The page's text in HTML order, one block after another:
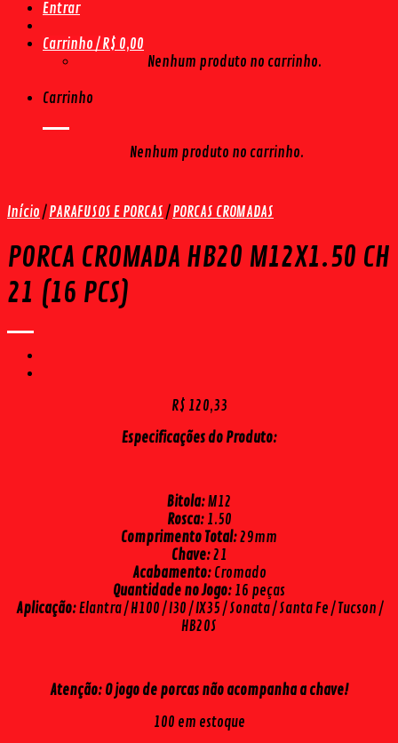
Entrar
Carrinho /R$ 0,00
Nenhum produto no carrinho.
Carrinho
Nenhum produto no carrinho.
Início / PARAFUSOS E PORCAS / PORCAS CROMADAS
PORCA CROMADA HB20 M12X1.50 CH
21 (16 PCS)
R$ 120,33
Especificações do Produto:
Bitola:M12
Rosca:1.50
Comprimento Total:29mm
Chave:21
Acabamento:Cromado
Quantidade no Jogo: 16 peças
Aplicação:Elantra / H100 / I30 / IX35 / Sonata / Santa Fe / Tucson /
HB20S
Atenção: O jogo de porcas não acompanha a chave!
100 em estoque